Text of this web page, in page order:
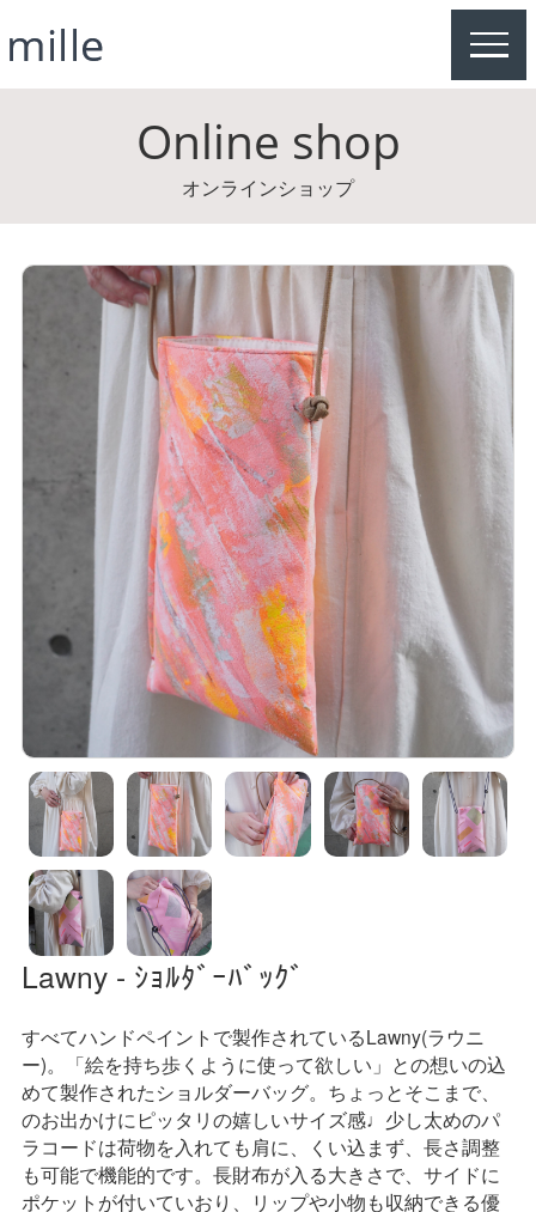
Online shop
オンラインショップ
Lawny - ｼｮﾙﾀﾞｰﾊﾞｯｸﾞ
すべてハンドペイントで製作されているLawny(ラウニ
ー)。「絵を持ち歩くように使って欲しい」との想いの込
めて製作されたショルダーバッグ。ちょっとそこまで、
のお出かけにピッタリの嬉しいサイズ感♩少し太めのパ
ラコードは荷物を入れても肩に、くい込まず、長さ調整
も可能で機能的です。長財布が入る大きさで、サイドに
ポケットが付いていおり、リップや小物も収納できる優